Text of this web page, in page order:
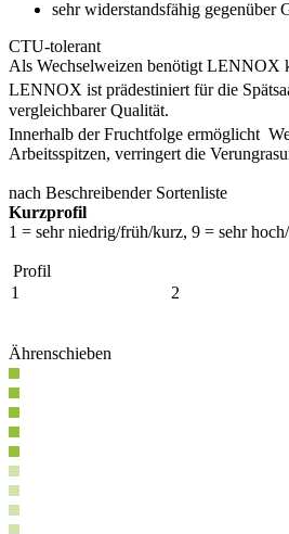
sehr widerstandsfähig gegenüber
CTU-tolerant
Als Wechselweizen benötigt LENNOX
LENNOX ist prädestiniert für die
vergleichbarer Qualität.
Innerhalb der Fruchtfolge ermöglicht
Arbeitsspitzen, verringert die
nach Beschreibender Sortenliste
Kurzprofil
1 = sehr niedrig/früh/kurz, 9 = sehr
Profil
1
2
Ährenschieben